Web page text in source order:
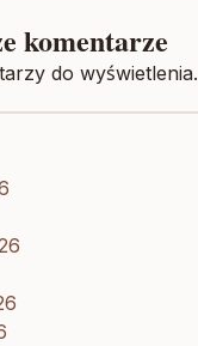
komentarze
do wyświetlenia.